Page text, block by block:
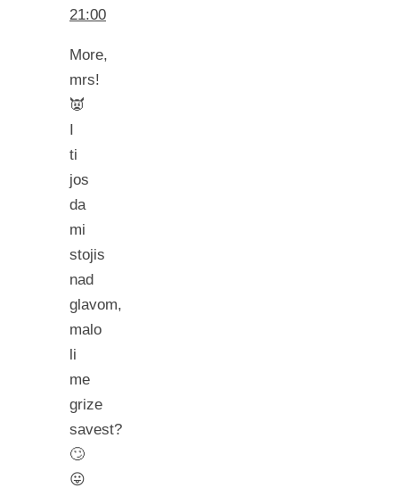
21:00
More,
mrs!
👿
I
ti
jos
da
mi
stojis
nad
glavom,
malo
li
me
grize
savest?
🙄
😛